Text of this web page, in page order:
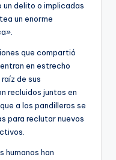
delito o implicadas
un enorme
que compartió
en estrecho
de sus
recluidos juntos en
a los pandilleros se
para reclutar nuevos
humanos han